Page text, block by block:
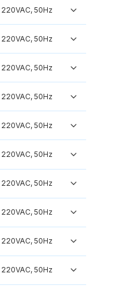
220VAC, 50Hz
220VAC, 50Hz
220VAC, 50Hz
220VAC, 50Hz
220VAC, 50Hz
220VAC, 50Hz
220VAC, 50Hz
220VAC, 50Hz
220VAC, 50Hz
220VAC, 50Hz